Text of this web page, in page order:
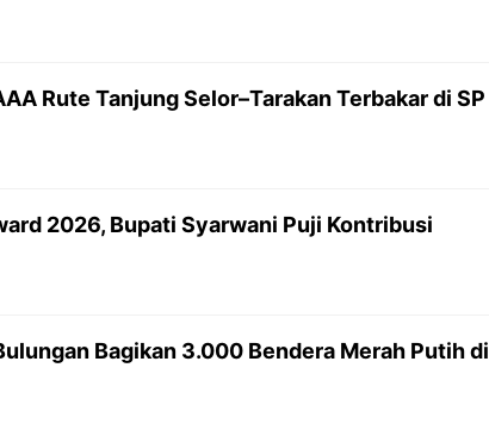
Rute Tanjung Selor–Tarakan Terbakar di SP
2026, Bupati Syarwani Puji Kontribusi
Bagikan 3.000 Bendera Merah Putih di